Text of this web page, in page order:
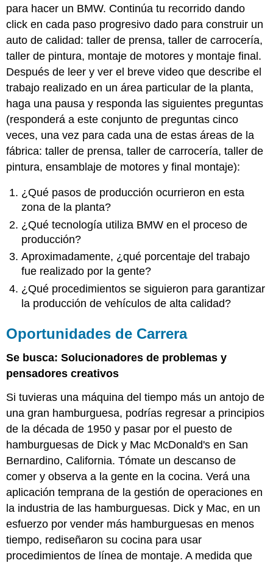
para hacer un BMW. Continúa tu recorrido dando
click en cada paso progresivo dado para construir un
auto de calidad: taller de prensa, taller de carrocería,
taller de pintura, montaje de motores y montaje final.
Después de leer y ver el breve video que describe el
trabajo realizado en un área particular de la planta,
haga una pausa y responda las siguientes preguntas
(responderá a este conjunto de preguntas cinco
veces, una vez para cada una de estas áreas de la
fábrica: taller de prensa, taller de carrocería, taller de
pintura, ensamblaje de motores y final montaje):
¿Qué pasos de producción ocurrieron en esta
zona de la planta?
¿Qué tecnología utiliza BMW en el proceso de
producción?
Aproximadamente, ¿qué porcentaje del trabajo
fue realizado por la gente?
¿Qué procedimientos se siguieron para garantizar
la producción de vehículos de alta calidad?
Oportunidades de Carrera
Se busca: Solucionadores de problemas y
pensadores creativos
Si tuvieras una máquina del tiempo más un antojo de
una gran hamburguesa, podrías regresar a principios
de la década de 1950 y pasar por el puesto de
hamburguesas de Dick y Mac McDonald's en San
Bernardino, California. Tómate un descanso de
comer y observa a la gente en la cocina. Verá una
aplicación temprana de la gestión de operaciones en
la industria de las hamburguesas. Dick y Mac, en un
esfuerzo por vender más hamburguesas en menos
tiempo, rediseñaron su cocina para usar
procedimientos de línea de montaje. A medida que